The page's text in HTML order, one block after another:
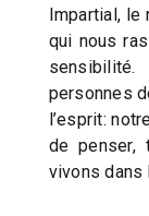
Impartial, le
qui nous
sensibilité.
personnes
l’esprit:
de penser,
vivons dans